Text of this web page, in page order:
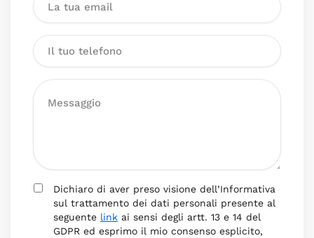
Dichiaro di aver preso visione dell’Informativa
sul trattamento dei dati personali presente al
seguente link ai sensi degli artt. 13 e 14 del
GDPR ed esprimo il mio consenso esplicito,